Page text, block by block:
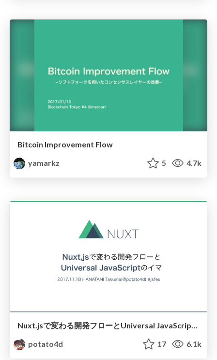
Bitcoin Improvement Flow
yamarkz
5 4.7k
Nuxt.jsで変わる開発フローとUniversal JavaScriptのイマ #jsfes
potato4d
17 6.1k